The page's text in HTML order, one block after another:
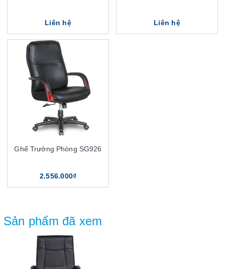
Liên hệ Liên hệ
Ghế Trưởng Phòng SG926
2.556.000₫
Sản phẩm đã xem